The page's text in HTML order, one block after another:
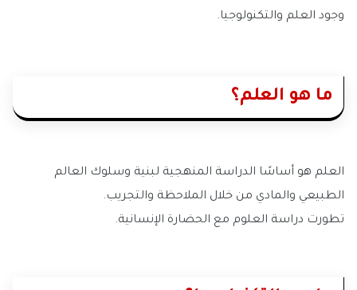
وجود العلم والتكنولوجيا.
ما هو العلم؟
العلم هو أساسًا الدراسة المنهجية لبنية وسلوك العالم
الطبيعي والمادي من خلال الملاحظة والتجريب.
تطورت دراسة العلوم مع الحضارة الإنسانية.